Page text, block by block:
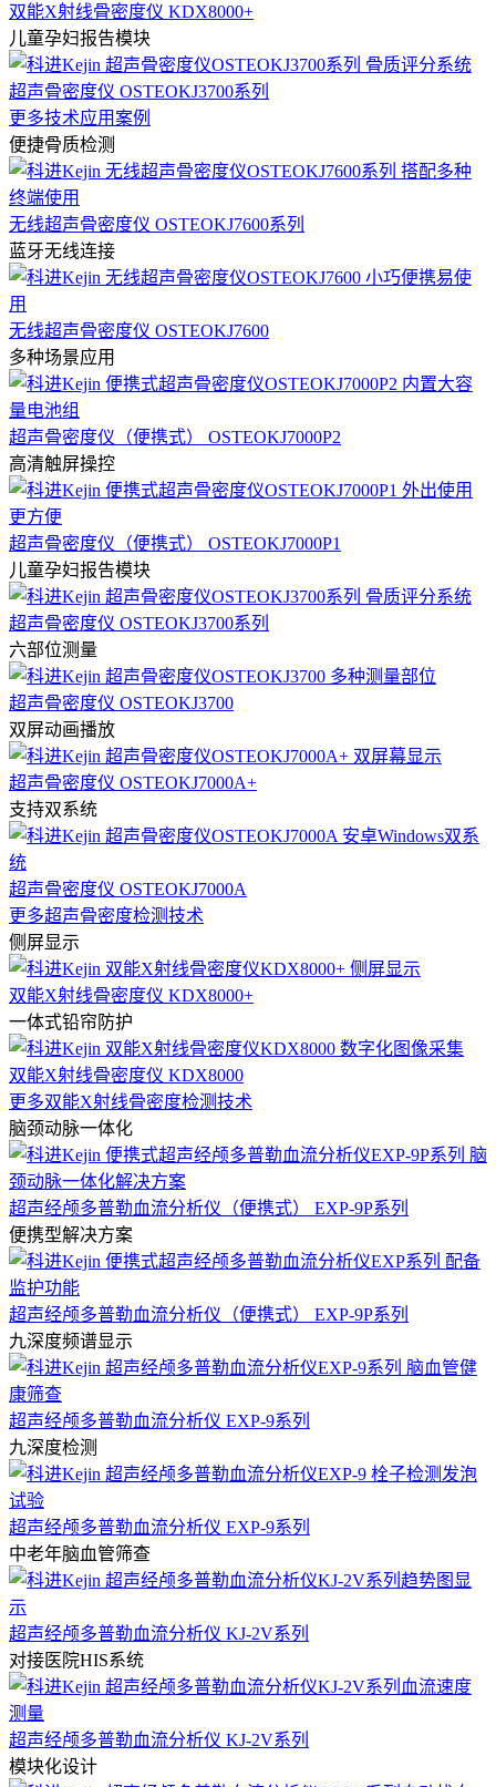
双能X射线骨密度仪 KDX8000+
儿童孕妇报告模块
超声骨密度仪 OSTEOKJ3700系列
更多技术应用案例
便捷骨质检测
无线超声骨密度仪 OSTEOKJ7600系列
蓝牙无线连接
无线超声骨密度仪 OSTEOKJ7600
多种场景应用
超声骨密度仪（便携式） OSTEOKJ7000P2
高清触屏操控
超声骨密度仪（便携式） OSTEOKJ7000P1
儿童孕妇报告模块
超声骨密度仪 OSTEOKJ3700系列
六部位测量
超声骨密度仪 OSTEOKJ3700
双屏动画播放
超声骨密度仪 OSTEOKJ7000A+
支持双系统
超声骨密度仪 OSTEOKJ7000A
更多超声骨密度检测技术
侧屏显示
双能X射线骨密度仪 KDX8000+
一体式铅帘防护
双能X射线骨密度仪 KDX8000
更多双能X射线骨密度检测技术
脑颈动脉一体化
超声经颅多普勒血流分析仪（便携式） EXP-9P系列
便携型解决方案
超声经颅多普勒血流分析仪（便携式） EXP-9P系列
九深度频谱显示
超声经颅多普勒血流分析仪 EXP-9系列
九深度检测
超声经颅多普勒血流分析仪 EXP-9系列
中老年脑血管筛查
超声经颅多普勒血流分析仪 KJ-2V系列
对接医院HIS系统
超声经颅多普勒血流分析仪 KJ-2V系列
模块化设计